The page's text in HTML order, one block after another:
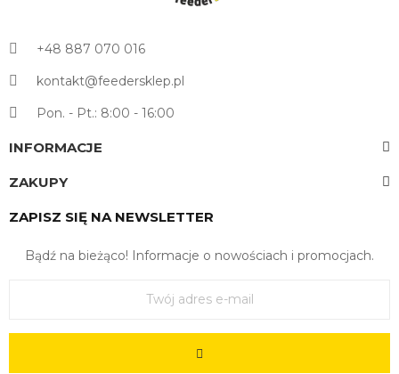
+48 887 070 016
kontakt@feedersklep.pl
Pon. - Pt.: 8:00 - 16:00
INFORMACJE
ZAKUPY
ZAPISZ SIĘ NA NEWSLETTER
Bądź na bieżąco! Informacje o nowościach i promocjach.